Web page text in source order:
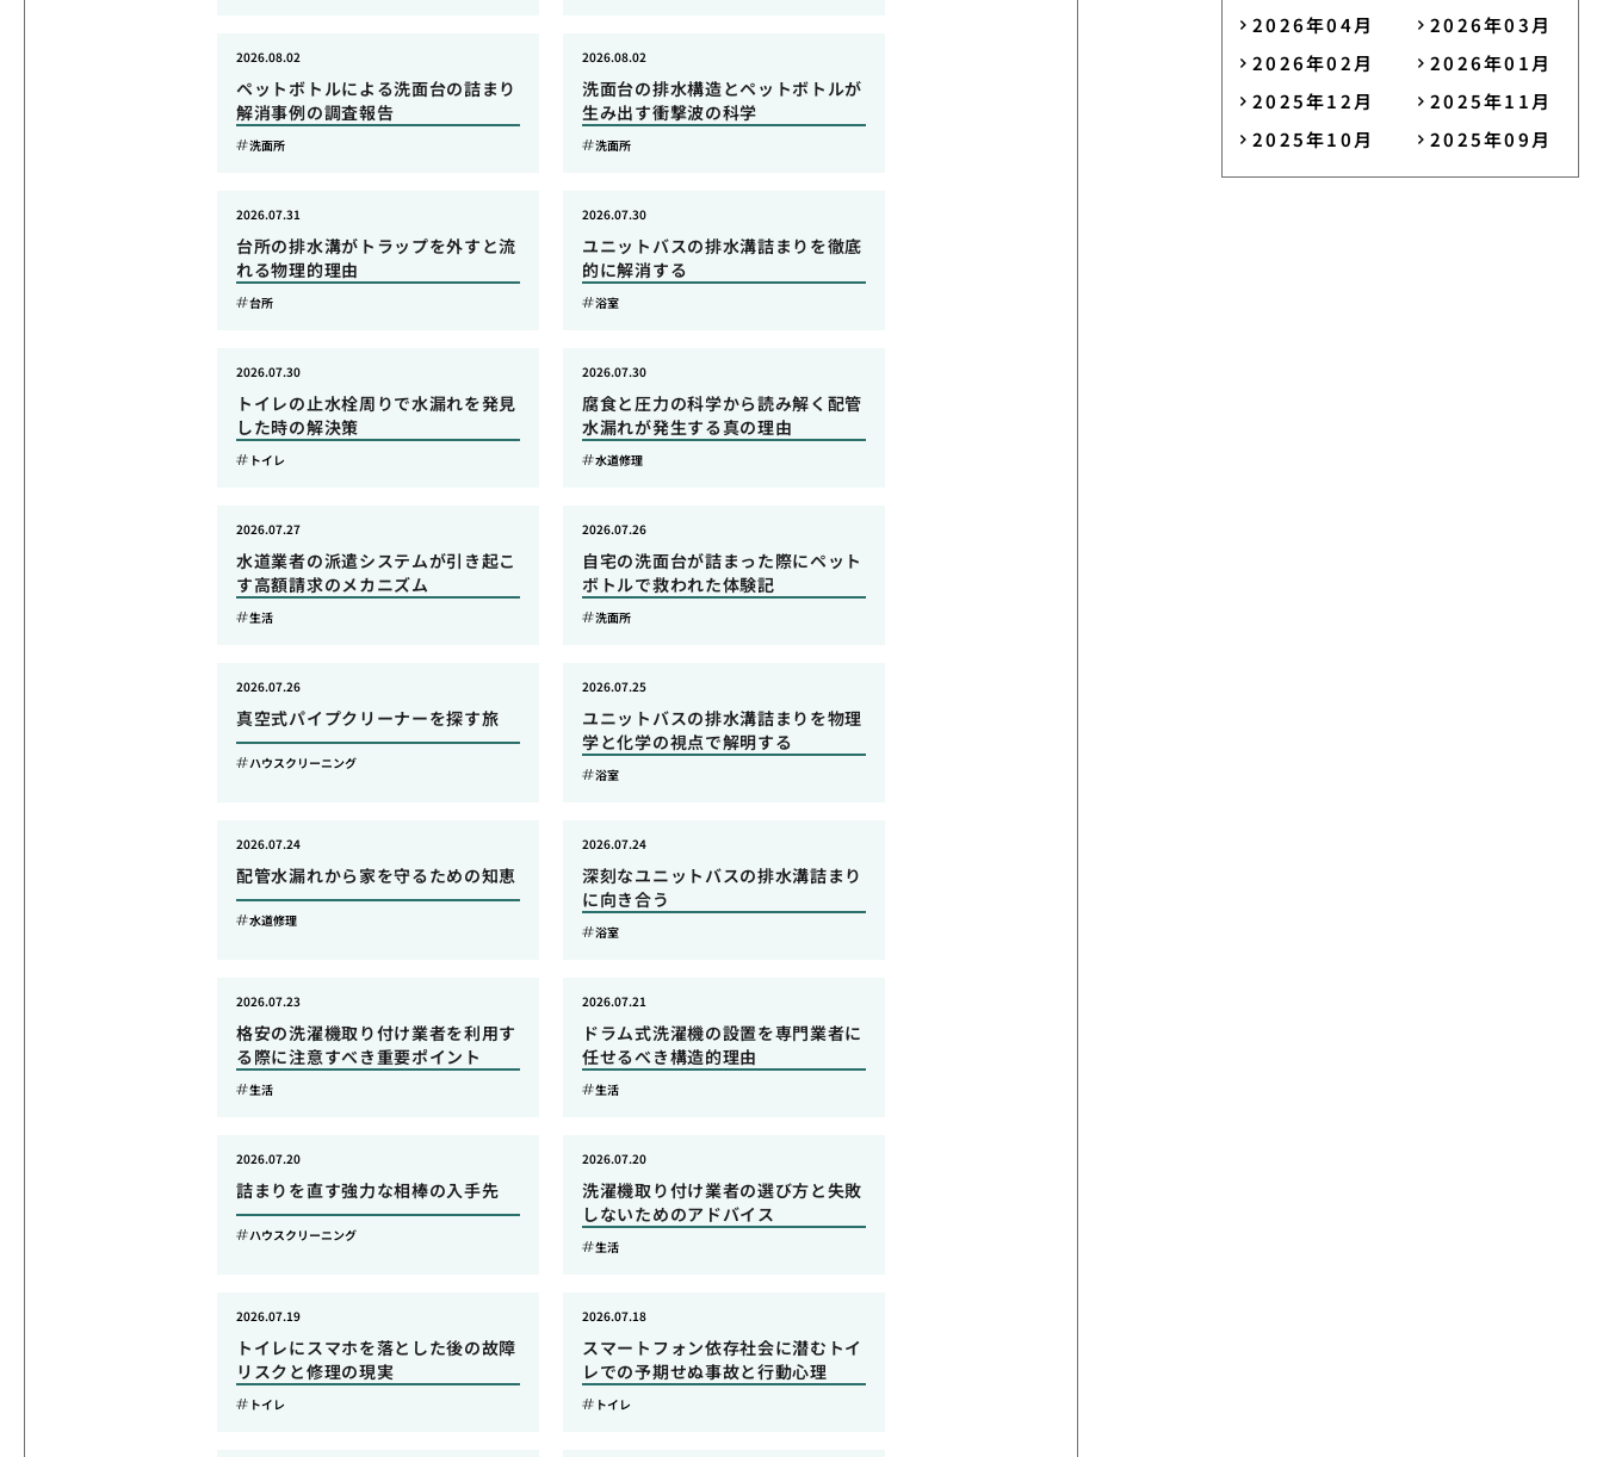
ペットボトルによる洗面台の詰まり
解消事例の調査報告
2026.08.02
洗面所
洗面台の排水構造とペットボトルが
生み出す衝撃波の科学
2026.08.02
洗面所
台所の排水溝がトラップを外すと流
れる物理的理由
2026.07.31
台所
ユニットバスの排水溝詰まりを徹底
的に解消する
2026.07.30
浴室
トイレの止水栓周りで水漏れを発見
した時の解決策
2026.07.30
トイレ
腐食と圧力の科学から読み解く配管
水漏れが発生する真の理由
2026.07.30
水道修理
水道業者の派遣システムが引き起こ
す高額請求のメカニズム
2026.07.27
生活
自宅の洗面台が詰まった際にペット
ボトルで救われた体験記
2026.07.26
洗面所
真空式パイプクリーナーを探す旅
2026.07.26
ハウスクリーニング
ユニットバスの排水溝詰まりを物理
学と化学の視点で解明する
2026.07.25
浴室
配管水漏れから家を守るための知恵
2026.07.24
水道修理
深刻なユニットバスの排水溝詰まり
に向き合う
2026.07.24
浴室
格安の洗濯機取り付け業者を利用す
る際に注意すべき重要ポイント
2026.07.23
生活
ドラム式洗濯機の設置を専門業者に
任せるべき構造的理由
2026.07.21
生活
詰まりを直す強力な相棒の入手先
2026.07.20
ハウスクリーニング
洗濯機取り付け業者の選び方と失敗
しないためのアドバイス
2026.07.20
生活
トイレにスマホを落とした後の故障
リスクと修理の現実
2026.07.19
トイレ
スマートフォン依存社会に潜むトイ
レでの予期せぬ事故と行動心理
2026.07.18
トイレ
2026年04月
2026年03月
2026年02月
2026年01月
2025年12月
2025年11月
2025年10月
2025年09月